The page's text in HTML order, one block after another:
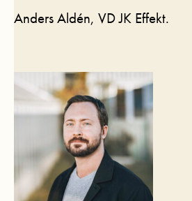
Anders Aldén, VD JK Effekt.